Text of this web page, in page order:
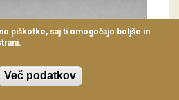
piškotke, saj ti omogočajo boljše in
Več podatkov